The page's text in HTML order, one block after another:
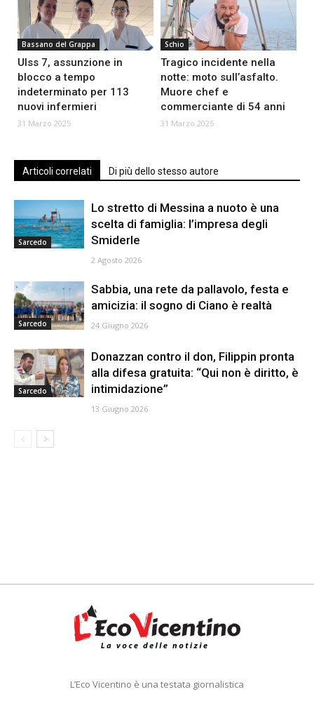
Bassano del Grappa
Ulss 7, assunzione in
blocco a tempo
indeterminato per 113
nuovi infermieri
31 Marzo 2025
Schio
Tragico incidente nella
notte: moto sull’asfalto.
Muore chef e
commerciante di 54 anni
31 Marzo 2025
Articoli correlati Di più dello stesso autore
Sarcedo
Lo stretto di Messina a nuoto è una
scelta di famiglia: l’impresa degli
Smiderle
2 Agosto 2026
Sarcedo
Sabbia, una rete da pallavolo, festa e
amicizia: il sogno di Ciano è realtà
24 Giugno 2026
Sarcedo
Donazzan contro il don, Filippin pronta
alla difesa gratuita: “Qui non è diritto, è
intimidazione”
13 Giugno 2026
L’Eco Vicentino è una testata giornalistica